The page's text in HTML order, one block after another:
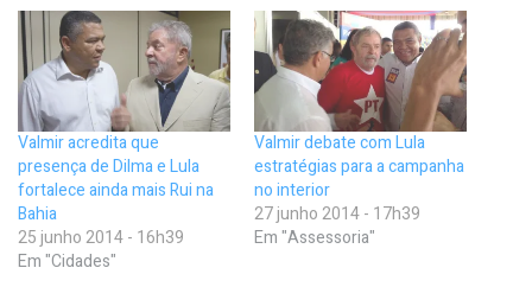
Valmir acredita que
presença de Dilma e Lula
fortalece ainda mais Rui na
Bahia
25 junho 2014 - 16h39
Em "Cidades"
Valmir debate com Lula
estratégias para a campanha
no interior
27 junho 2014 - 17h39
Em "Assessoria"